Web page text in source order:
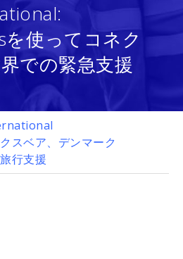
使ってコネク
での緊急支援
スベア、デンマーク
行支援